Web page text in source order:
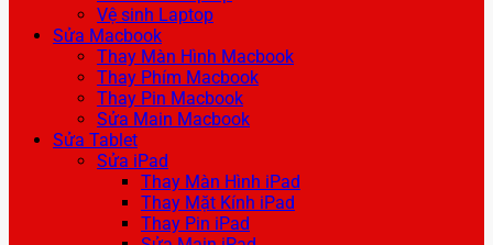
Vệ sinh Laptop
Sửa Macbook
Thay Màn Hình Macbook
Thay Phím Macbook
Thay Pin Macbook
Sửa Main Macbook
Sửa Tablet
Sửa iPad
Thay Màn Hình iPad
Thay Mặt Kính iPad
Thay Pin iPad